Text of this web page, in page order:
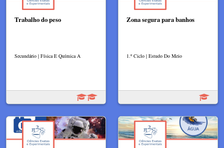
Trabalho do peso
Secundário | Física E Química A
Zona segura para banhos
1.º Ciclo | Estudo Do Meio